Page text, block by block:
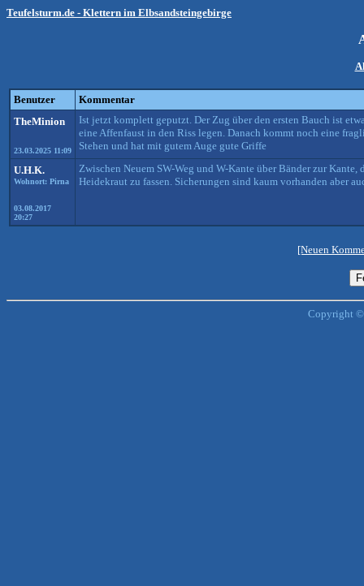
Teufelsturm.de - Klettern im Elbsandsteingebirge
Benutzer
Kommentar
TheMinion
23.03.2025 11:09
Ist jetzt komplett geputzt. Der Zug über den ersten Bauch ist
eine Affenfaust in den Riss legen. Danach kommt noch eine
Stehen und hat mit gutem Auge gute Griffe
U.H.K.
Wohnort: Pirna
03.08.2017
20:27
Zwischen Neuem SW-Weg und W-Kante über Bänder zur
Heidekraut zu fassen. Sicherungen sind kaum vorhanden aber
[Neuen
Copyright ©